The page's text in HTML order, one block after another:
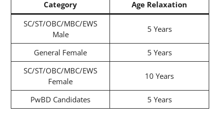
Category
Age Relaxation
SC/ST/OBC/MBC/EWS
Male
5 Years
General Female
5 Years
SC/ST/OBC/MBC/EWS
Female
10 Years
PwBD Candidates 5 Years